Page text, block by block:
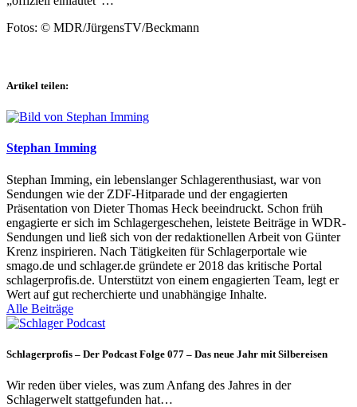
Fotos: © MDR/JürgensTV/Beckmann
Artikel teilen:
Stephan Imming
Stephan Imming, ein lebenslanger Schlagerenthusiast, war von
Sendungen wie der ZDF-Hitparade und der engagierten
Präsentation von Dieter Thomas Heck beeindruckt. Schon früh
engagierte er sich im Schlagergeschehen, leistete Beiträge in WDR-
Sendungen und ließ sich von der redaktionellen Arbeit von Günter
Krenz inspirieren. Nach Tätigkeiten für Schlagerportale wie
smago.de und schlager.de gründete er 2018 das kritische Portal
schlagerprofis.de. Unterstützt von einem engagierten Team, legt er
Wert auf gut recherchierte und unabhängige Inhalte.
Alle Beiträge
Schlagerprofis – Der Podcast Folge 077 – Das neue Jahr mit Silbereisen
Wir reden über vieles, was zum Anfang des Jahres in der
Schlagerwelt stattgefunden hat…